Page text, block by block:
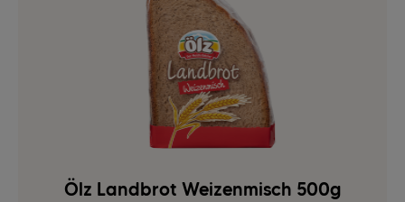
Ölz Landbrot Weizenmisch 500g